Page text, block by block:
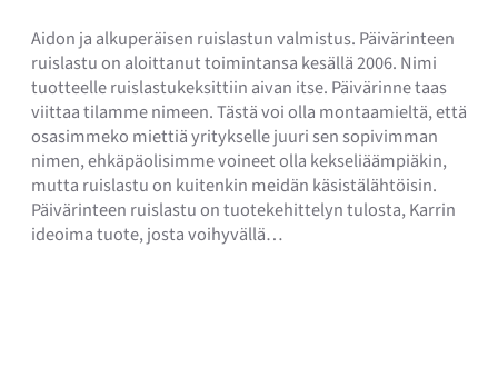
Aidon ja alkuperäisen ruislastun valmistus. Päivärinteen
ruislastu on aloittanut toimintansa kesällä 2006. Nimi
tuotteelle ruislastukeksittiin aivan itse. Päivärinne taas
viittaa tilamme nimeen. Tästä voi olla montaamieltä, että
osasimmeko miettiä yritykselle juuri sen sopivimman
nimen, ehkäpäolisimme voineet olla kekseliäämpiäkin,
mutta ruislastu on kuitenkin meidän käsistälähtöisin.
Päivärinteen ruislastu on tuotekehittelyn tulosta, Karrin
ideoima tuote, josta voihyvällä…